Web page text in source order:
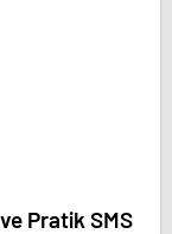
Pratik SMS